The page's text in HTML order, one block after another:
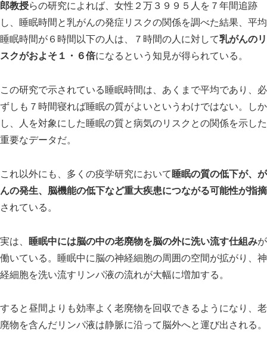
スマート・エイジング
郎教授らの研究によれば、女性２万３９９５人を７年間追跡
し、睡眠時間と乳がんの発症リスクの関係を調べた結果、平均
睡眠時間が６時間以下の人は、７時間の人に対して乳がんのリ
スクがおよそ１・６倍になるという知見が得られている。
この研究で示されている睡眠時間は、あくまで平均であり、必
ずしも７時間寝れば睡眠の質がよいというわけではない。しか
し、人を対象にした睡眠の質と病気のリスクとの関係を示した
重要なデータだ。
これ以外にも、多くの疫学研究において 睡眠の質の低下が、が
んの発生、脳機能の低下など重大疾患につながる可能性が指摘
されている。
実は、 睡眠中には脳の中の老廃物を脳の外に洗い流す仕組みが
働いている。睡眠中に脳の神経細胞の周囲の空間が拡がり、神
経細胞を洗い流すリンパ液の流れが大幅に増加する。
すると昼間よりも効率よく老廃物を回収できるようになり、老
廃物を含んだリンパ液は静脈に沿って脳外へと運び出される。